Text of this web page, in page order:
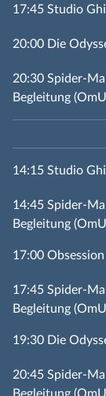
17:45 Studio
20:00 Die
20:30 Spider-
Begleitung
14:15 Studio
14:45 Spider-
Begleitung
17:00
17:45 Spider-
Begleitung
19:30 Die
20:45 Spider-
Begleitung